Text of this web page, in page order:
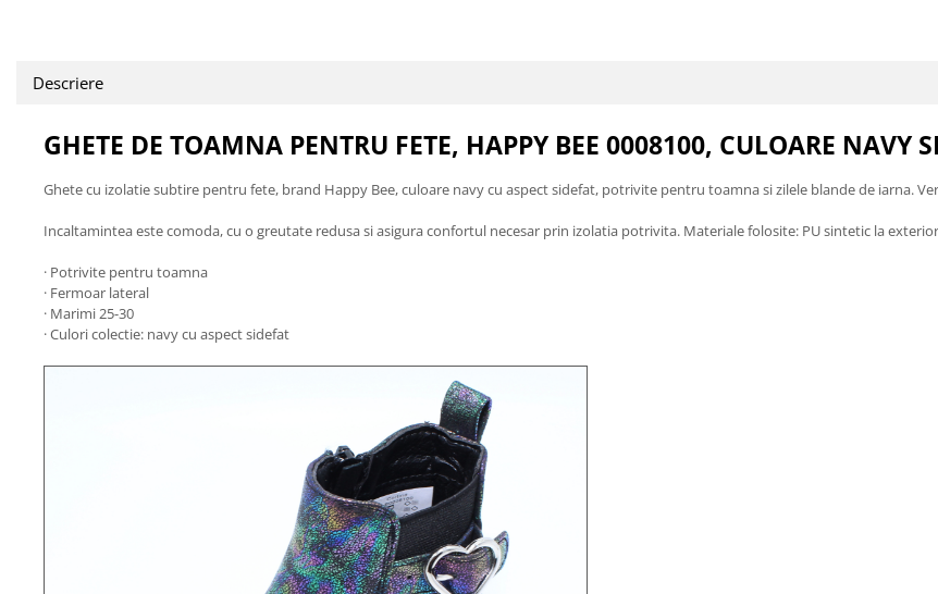
Descriere
GHETE DE TOAMNA PENTRU FETE, HAPPY BEE 0008100, CULOARE NAVY
Ghete cu izolatie subtire pentru fete, brand Happy Bee, culoare navy cu aspect sidefat, potrivite pentru toamna si zilele blande de iarna.
Incaltamintea este comoda, cu o greutate redusa si asigura confortul necesar prin izolatia potrivita. Materiale folosite: PU sintetic la
· Potrivite pentru toamna
· Fermoar lateral
· Marimi 25-30
· Culori colectie: navy cu aspect sidefat